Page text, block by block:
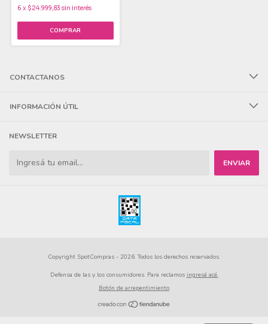
6 x $24.999,83 sin interés
CONTACTANOS
INFORMACIÓN ÚTIL
NEWSLETTER
Copyright SpotCompras - 2026. Todos los derechos reservados.
Defensa de las y los consumidores. Para reclamos ingresá acá.
Botón de arrepentimiento